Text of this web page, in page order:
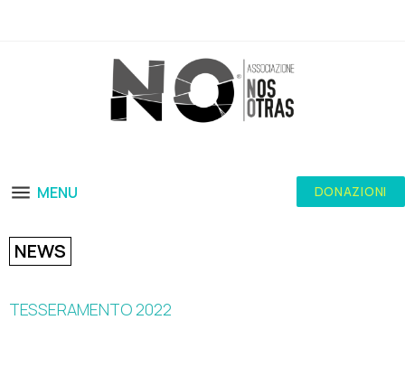
MENU DONAZIONI
NEWS
TESSERAMENTO 2022